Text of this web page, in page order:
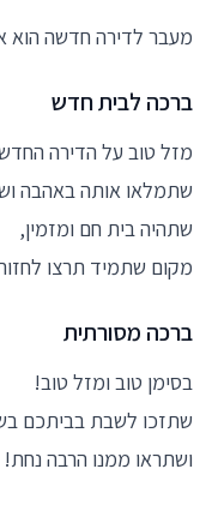
מעבר לדירה חדשה הוא
ברכה לבית חדש
מזל טוב על הדירה
שתמלאו אותה באהבה
שתהיה בית חם ומזמין,
מקום שתמיד תרצו
ברכה מסורתית
בסימן טוב ומזל טוב!
שתזכו לשבת בביתכם
ושתראו ממנו הרבה נחת!